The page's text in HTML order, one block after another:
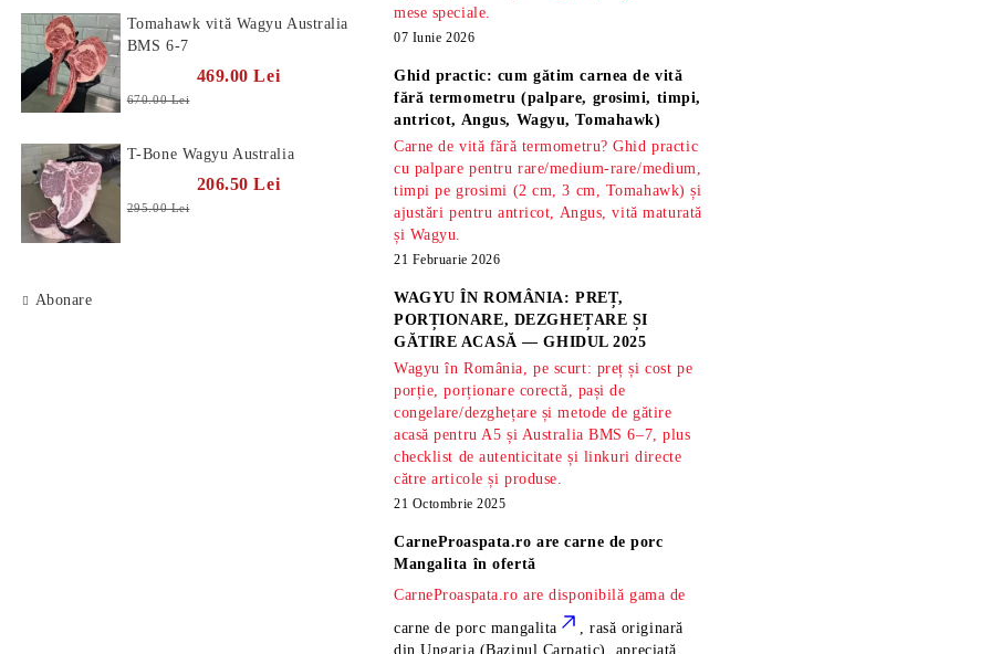
Tomahawk vită Wagyu Australia
BMS 6-7
469.00 Lei
670.00 Lei
T-Bone Wagyu Australia
206.50 Lei
295.00 Lei
Abonare
mese speciale.
07 Iunie 2026
Ghid practic: cum gătim carnea de vită
fără termometru (palpare, grosimi, timpi,
antricot, Angus, Wagyu, Tomahawk)
Carne de vită fără termometru? Ghid practic
cu palpare pentru rare/medium-rare/medium,
timpi pe grosimi (2 cm, 3 cm, Tomahawk) și
ajustări pentru antricot, Angus, vită maturată
și Wagyu.
21 Februarie 2026
WAGYU ÎN ROMÂNIA: PREȚ,
PORȚIONARE, DEZGHEȚARE ȘI
GĂTIRE ACASĂ — GHIDUL 2025
Wagyu în România, pe scurt: preț și cost pe
porție, porționare corectă, pași de
congelare/dezghețare și metode de gătire
acasă pentru A5 și Australia BMS 6–7, plus
checklist de autenticitate și linkuri directe
către articole și produse.
21 Octombrie 2025
CarneProaspata.ro arecarne de porc
Mangalita în ofertă
CarneProaspata.ro are disponibilă gama de
carne de porc mangalita
, rasă originară
din Ungaria (Bazinul Carpatic), apreciată